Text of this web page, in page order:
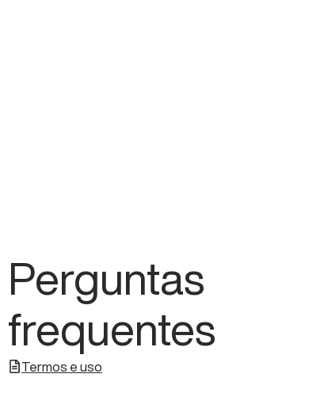
Perguntas
frequentes
Termos e uso